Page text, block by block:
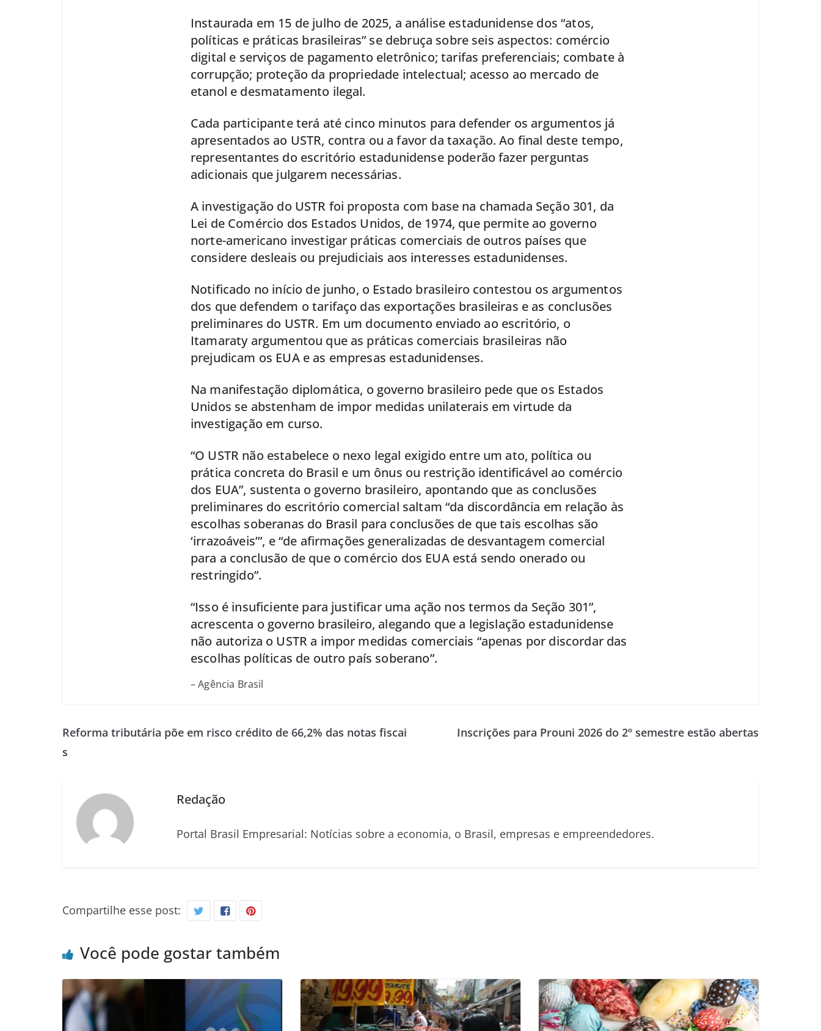
Instaurada em 15 de julho de 2025, a análise estadunidense dos “atos,
políticas e práticas brasileiras” se debruça sobre seis aspectos: comércio
digital e serviços de pagamento eletrônico; tarifas preferenciais; combate à
corrupção; proteção da propriedade intelectual; acesso ao mercado de
etanol e desmatamento ilegal.
Cada participante terá até cinco minutos para defender os argumentos já
apresentados ao USTR, contra ou a favor da taxação. Ao final deste tempo,
representantes do escritório estadunidense poderão fazer perguntas
adicionais que julgarem necessárias.
A investigação do USTR foi proposta com base na chamada Seção 301, da
Lei de Comércio dos Estados Unidos, de 1974, que permite ao governo
norte-americano investigar práticas comerciais de outros países que
considere desleais ou prejudiciais aos interesses estadunidenses.
Notificado no início de junho, o Estado brasileiro contestou os argumentos
dos que defendem o tarifaço das exportações brasileiras e as conclusões
preliminares do USTR. Em um documento enviado ao escritório, o
Itamaraty argumentou que as práticas comerciais brasileiras não
prejudicam os EUA e as empresas estadunidenses.
Na manifestação diplomática, o governo brasileiro pede que os Estados
Unidos se abstenham de impor medidas unilaterais em virtude da
investigação em curso.
“O USTR não estabelece o nexo legal exigido entre um ato, política ou
prática concreta do Brasil e um ônus ou restrição identificável ao comércio
dos EUA”, sustenta o governo brasileiro, apontando que as conclusões
preliminares do escritório comercial saltam “da discordância em relação às
escolhas soberanas do Brasil para conclusões de que tais escolhas são
‘irrazoáveis’”, e “de afirmações generalizadas de desvantagem comercial
para a conclusão de que o comércio dos EUA está sendo onerado ou
restringido”.
“Isso é insuficiente para justificar uma ação nos termos da Seção 301”,
acrescenta o governo brasileiro, alegando que a legislação estadunidense
não autoriza o USTR a impor medidas comerciais “apenas por discordar das
escolhas políticas de outro país soberano”.
– Agência Brasil
Reforma tributária põe em risco crédito de 66,2% das notas fiscai
s
Inscrições para Prouni 2026 do 2º semestre estão abertas
Redação
Portal Brasil Empresarial: Notícias sobre a economia, o Brasil, empresas e empreendedores.
Compartilhe esse post:
Você pode gostar também